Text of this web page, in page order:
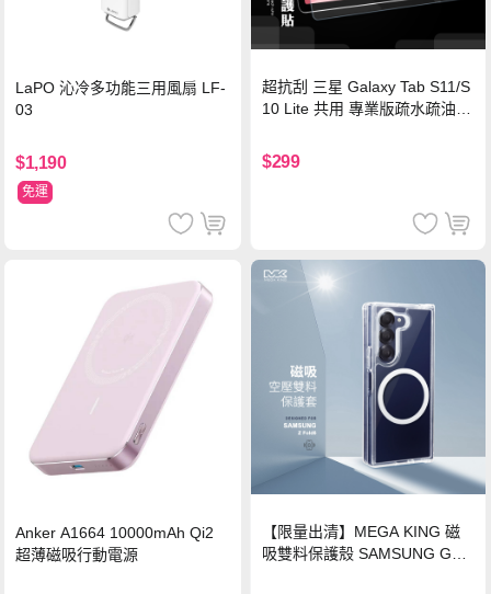
LaPO 沁冷多功能三用風扇 LF-
03
$1,190
免運
超抗刮 三星 Galaxy Tab S11/S
10 Lite 共用 專業版疏水疏油9
$299
Anker A1664 10000mAh Qi2
超薄磁吸行動電源
【限量出清】MEGA KING 磁
吸雙料保護殼 SAMSUNG Gala